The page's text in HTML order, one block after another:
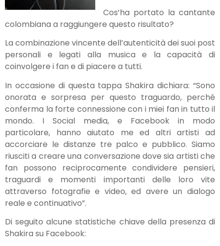
Cos’ha portato la cantante
colombiana a raggiungere questo risultato?
La combinazione vincente dell’autenticità dei suoi post
personali e legati alla musica e la capacità di
coinvolgere i fan e di piacere a tutti.
In occasione di questa tappa Shakira dichiara: “Sono
onorata e sorpresa per questo traguardo, perché
conferma la forte connessione con i miei fan in tutto il
mondo. I Social media, e Facebook in modo
particolare, hanno aiutato me ed altri artisti ad
accorciare le distanze tre palco e pubblico. Siamo
riusciti a creare una conversazione dove sia artisti che
fan possono reciprocamente condividere pensieri,
traguardi e momenti importanti delle loro vite
attraverso fotografie e video, ed avere un dialogo
reale e continuativo”.
Di seguito alcune statistiche chiave della presenza di
Shakira su Facebook: